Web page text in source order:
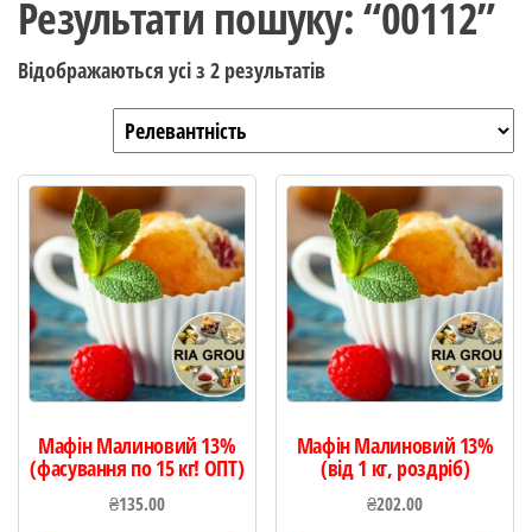
Результати пошуку: “00112”
Відображаються усі з 2 результатів
Мафін Малиновий 13%
(фасування по 15 кг! ОПТ)
₴135.00
Мафін Малиновий 13%
(від 1 кг, роздріб)
₴202.00